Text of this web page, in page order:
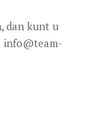
dan kunt u
info@team-